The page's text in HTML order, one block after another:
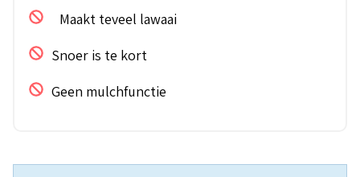
Maakt teveel lawaai
Snoer is te kort
Geen mulchfunctie